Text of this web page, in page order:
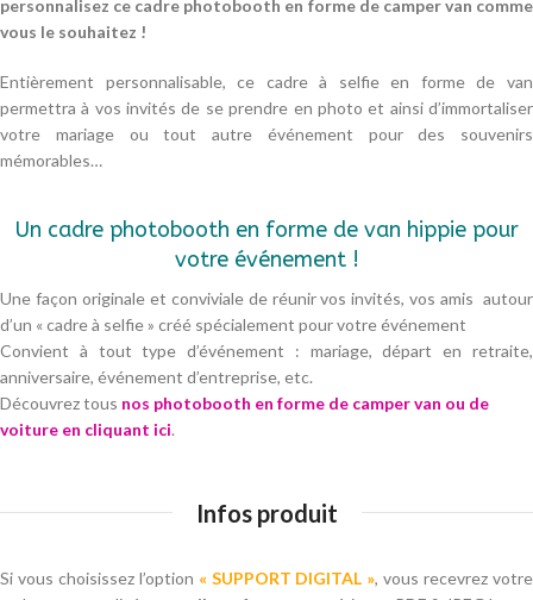
personnalisez ce cadre photobooth en forme de camper van comme
vous le souhaitez !
Entièrement personnalisable, ce cadre à selfie en forme de van
permettra à vos invités de se prendre en photo et ainsi d’immortaliser
votre mariage ou tout autre événement pour des souvenirs
mémorables…
Un cadre photobooth en forme de van hippie pour
votre événement !
Une façon originale et conviviale de réunir vos invités, vos amis autour
d’un « cadre à selfie » créé spécialement pour votre événement
Convient à tout type d’événement : mariage, départ en retraite,
anniversaire, événement d’entreprise, etc.
Découvrez tous nos photobooth en forme de camper van ou de
voiture en cliquant ici.
Infos produit
Si vous choisissez l’option « SUPPORT DIGITAL », vous recevrez votre